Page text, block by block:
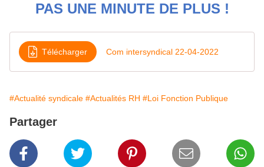
PAS UNE MINUTE DE PLUS !
Télécharger Com intersyndical 22-04-2022
#Actualité syndicale #Actualités RH #Loi Fonction Publique
Partager